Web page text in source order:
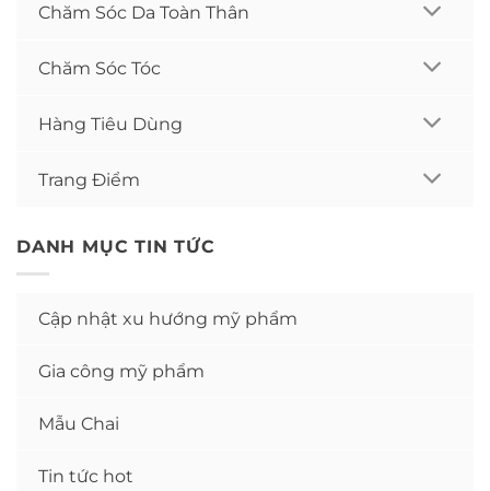
Chăm Sóc Da Toàn Thân
Chăm Sóc Tóc
Hàng Tiêu Dùng
Trang Điểm
DANH MỤC TIN TỨC
Cập nhật xu hướng mỹ phẩm
Gia công mỹ phẩm
Mẫu Chai
Tin tức hot